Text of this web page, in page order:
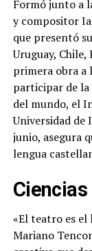
Formó junto a
y compositor
que presentó
Uruguay, Chile,
primera obra a
participar de la
del mundo, el
Universidad de
junio, asegura
lengua
«El teatro es el
Mariano